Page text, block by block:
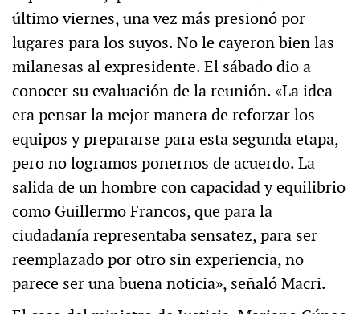
último viernes, una vez más presionó por
lugares para los suyos. No le cayeron bien las
milanesas al expresidente. El sábado dio a
conocer su evaluación de la reunión. «La idea
era pensar la mejor manera de reforzar los
equipos y prepararse para esta segunda etapa,
pero no logramos ponernos de acuerdo. La
salida de un hombre con capacidad y equilibrio
como Guillermo Francos, que para la
ciudadanía representaba sensatez, para ser
reemplazado por otro sin experiencia, no
parece ser una buena noticia», señaló Macri.